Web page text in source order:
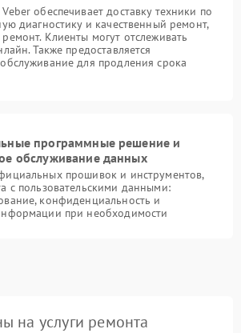
обеспечивает доставку техники по
диагностику и качественный ремонт,
Клиенты могут отслеживать
Также предоставляется
для продления срока
программные решение и
обслуживание данных
прошивок и инструментов,
с пользовательскими данными:
конфиденциальность и
при необходимости
на услуги ремонта